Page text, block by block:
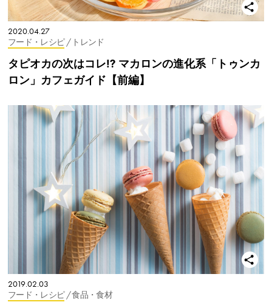
2020.04.27
フード・レシピ / トレンド
タピオカの次はコレ⁉︎ マカロンの進化系「トゥンカ
ロン」カフェガイド【前編】
2019.02.03
フード・レシピ / 食品・食材